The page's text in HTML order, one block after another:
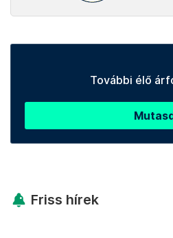
További élő
Friss hírek